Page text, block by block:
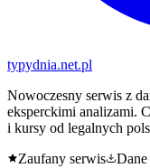
typydnia.net.pl
Nowoczesny serwis z
eksperckimi analizami.
i kursy od legalnych
Zaufany serwis